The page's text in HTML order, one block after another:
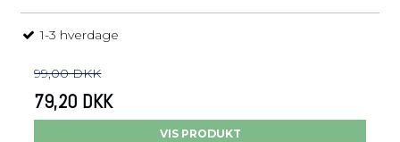
1-3 hverdage
99,00 DKK
79,20 DKK
VIS PRODUKT